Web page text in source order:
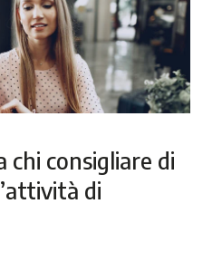
chi consigliare di
di